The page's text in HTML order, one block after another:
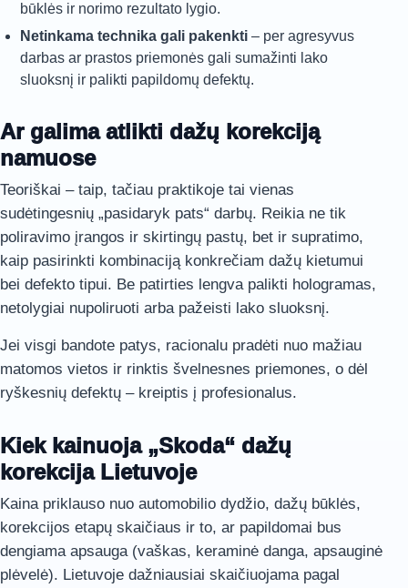
būklės ir norimo rezultato lygio.
Netinkama technika gali pakenkti – per agresyvus
darbas ar prastos priemonės gali sumažinti lako
sluoksnį ir palikti papildomų defektų.
Ar galima atlikti dažų korekciją
namuose
Teoriškai – taip, tačiau praktikoje tai vienas
sudėtingesnių „pasidaryk pats“ darbų. Reikia ne tik
poliravimo įrangos ir skirtingų pastų, bet ir supratimo,
kaip pasirinkti kombinaciją konkrečiam dažų kietumui
bei defekto tipui. Be patirties lengva palikti hologramas,
netolygiai nupoliruoti arba pažeisti lako sluoksnį.
Jei visgi bandote patys, racionalu pradėti nuo mažiau
matomos vietos ir rinktis švelnesnes priemones, o dėl
ryškesnių defektų – kreiptis į profesionalus.
Kiek kainuoja „Skoda“ dažų
korekcija Lietuvoje
Kaina priklauso nuo automobilio dydžio, dažų būklės,
korekcijos etapų skaičiaus ir to, ar papildomai bus
dengiama apsauga (vaškas, keraminė danga, apsauginė
plėvelė). Lietuvoje dažniausiai skaičiuojama pagal